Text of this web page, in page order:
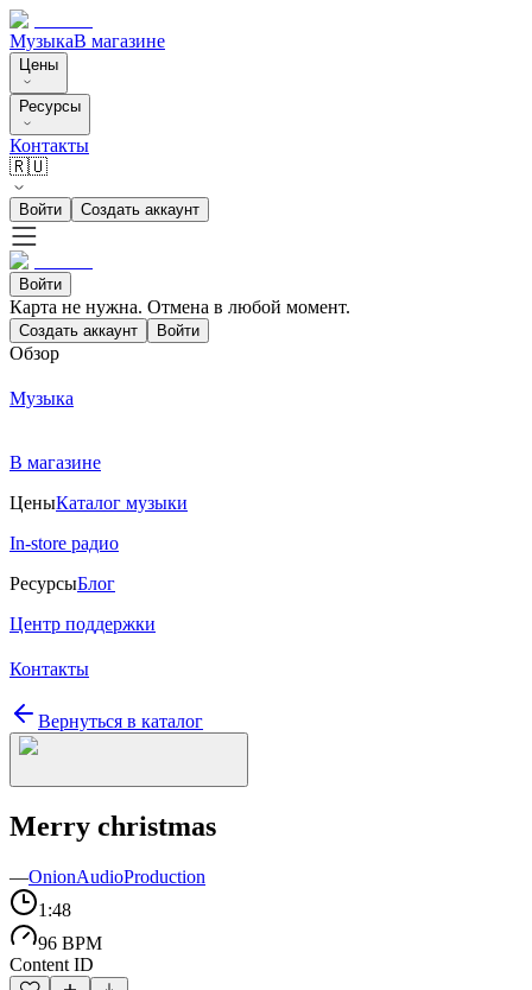
МузыкаВ магазине
Цены
Ресурсы
Контакты
🇷🇺
Войти Создать аккаунт
Войти
Карта не нужна. Отмена в любой момент.
Создать аккаунт Войти
Обзор
Музыка
В магазине
ЦеныКаталог музыки
In-store радио
РесурсыБлог
Центр поддержки
Контакты
Вернуться в каталог
Merry christmas
—OnionAudioProduction
1:48
96 BPM
Content ID